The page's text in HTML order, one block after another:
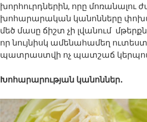
խորհուրդներին, որը
խոհարարական կանոնները
մեծ մասը ճիշտ չի լվանում
որ նույնիսկ ամենահամեղ
պատրաստվի ոչ պատշաճ
Խոհարարության կանոններ․